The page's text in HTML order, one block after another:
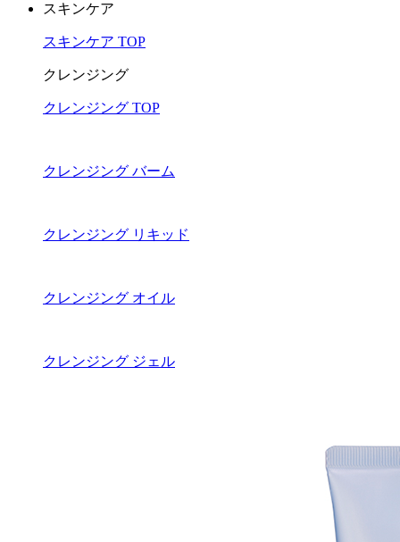
スキンケア
スキンケア TOP
クレンジング
クレンジング TOP
クレンジング バーム
クレンジング リキッド
クレンジング オイル
クレンジング ジェル